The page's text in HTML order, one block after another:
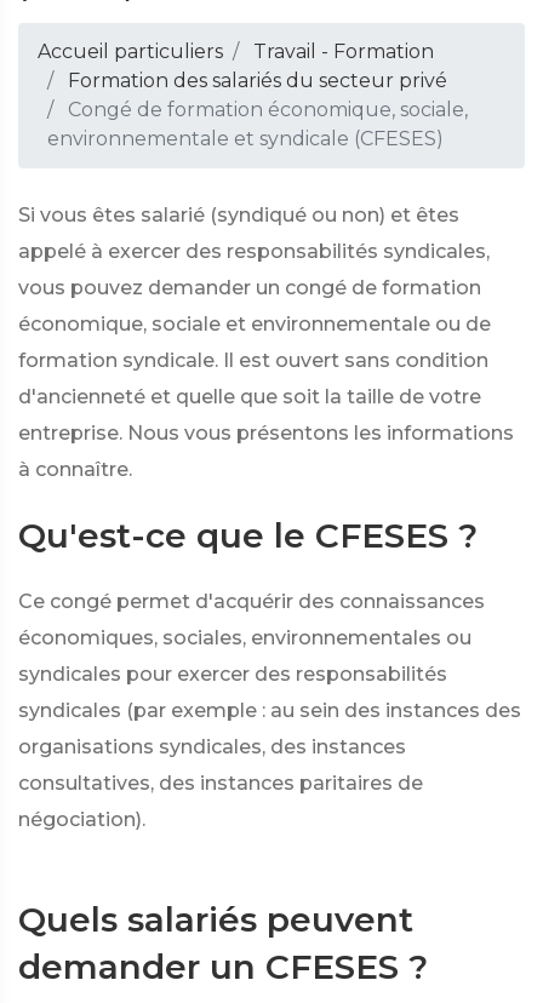
Accueil particuliers
Travail - Formation
Formation des salariés du secteur privé
Congé de formation économique, sociale,
environnementale et syndicale (CFESES)
Si vous êtes salarié (syndiqué ou non) et êtes
appelé à exercer des responsabilités syndicales,
vous pouvez demander un congé de formation
économique, sociale et environnementale ou de
formation syndicale. Il est ouvert sans condition
d'ancienneté et quelle que soit la taille de votre
entreprise. Nous vous présentons les informations
à connaître.
Qu'est-ce que le CFESES ?
Ce congé permet d'acquérir des connaissances
économiques, sociales, environnementales ou
syndicales pour exercer des responsabilités
syndicales (par exemple : au sein des instances des
organisations syndicales, des instances
consultatives, des instances paritaires de
négociation).
Quels salariés peuvent
demander un CFESES ?